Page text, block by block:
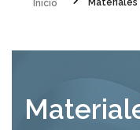
enlaces
a